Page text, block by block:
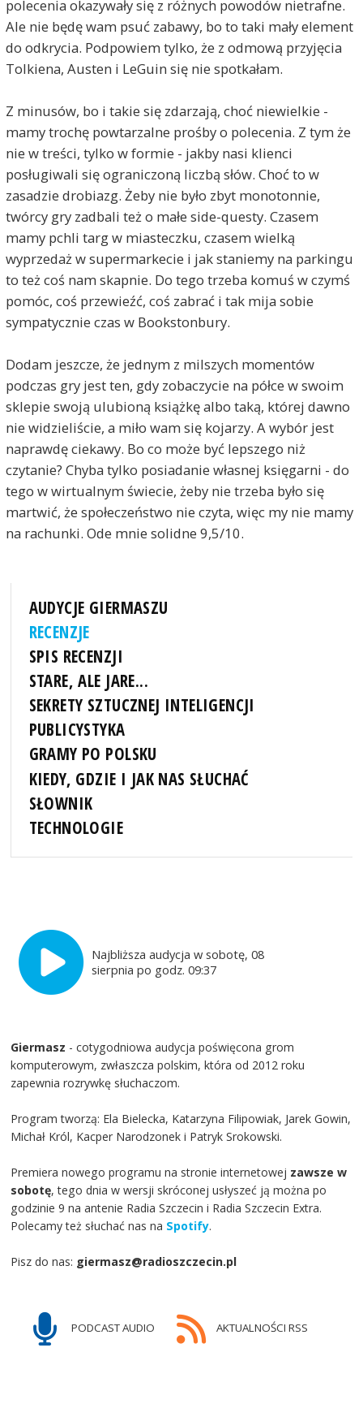
polecenia okazywały się z różnych powodów nietrafne.
Ale nie będę wam psuć zabawy, bo to taki mały element
do odkrycia. Podpowiem tylko, że z odmową przyjęcia
Tolkiena, Austen i LeGuin się nie spotkałam.
Z minusów, bo i takie się zdarzają, choć niewielkie -
mamy trochę powtarzalne prośby o polecenia. Z tym że
nie w treści, tylko w formie - jakby nasi klienci
posługiwali się ograniczoną liczbą słów. Choć to w
zasadzie drobiazg. Żeby nie było zbyt monotonnie,
twórcy gry zadbali też o małe side-questy. Czasem
mamy pchli targ w miasteczku, czasem wielką
wyprzedaż w supermarkecie i jak staniemy na parkingu
to też coś nam skapnie. Do tego trzeba komuś w czymś
pomóc, coś przewieźć, coś zabrać i tak mija sobie
sympatycznie czas w Bookstonbury.
Dodam jeszcze, że jednym z milszych momentów
podczas gry jest ten, gdy zobaczycie na półce w swoim
sklepie swoją ulubioną książkę albo taką, której dawno
nie widzieliście, a miło wam się kojarzy. A wybór jest
naprawdę ciekawy. Bo co może być lepszego niż
czytanie? Chyba tylko posiadanie własnej księgarni - do
tego w wirtualnym świecie, żeby nie trzeba było się
martwić, że społeczeństwo nie czyta, więc my nie mamy
na rachunki. Ode mnie solidne 9,5/10.
AUDYCJE GIERMASZU
RECENZJE
SPIS RECENZJI
STARE, ALE JARE...
SEKRETY SZTUCZNEJ INTELIGENCJI
PUBLICYSTYKA
GRAMY PO POLSKU
KIEDY, GDZIE I JAK NAS SŁUCHAĆ
SŁOWNIK
TECHNOLOGIE
Najbliższa audycja w sobotę, 08
sierpnia po godz. 09:37
Giermasz - cotygodniowa audycja poświęcona grom
komputerowym, zwłaszcza polskim, która od 2012 roku
zapewnia rozrywkę słuchaczom.
Program tworzą: Ela Bielecka, Katarzyna Filipowiak, Jarek Gowin,
Michał Król, Kacper Narodzonek i Patryk Srokowski.
Premiera nowego programu na stronie internetowej zawsze w
sobotę, tego dnia w wersji skróconej usłyszeć ją można po
godzinie 9 na antenie Radia Szczecin i Radia Szczecin Extra.
Polecamy też słuchać nas na Spotify.
Pisz do nas: giermasz@radioszczecin.pl
PODCAST AUDIO AKTUALNOŚCI RSS